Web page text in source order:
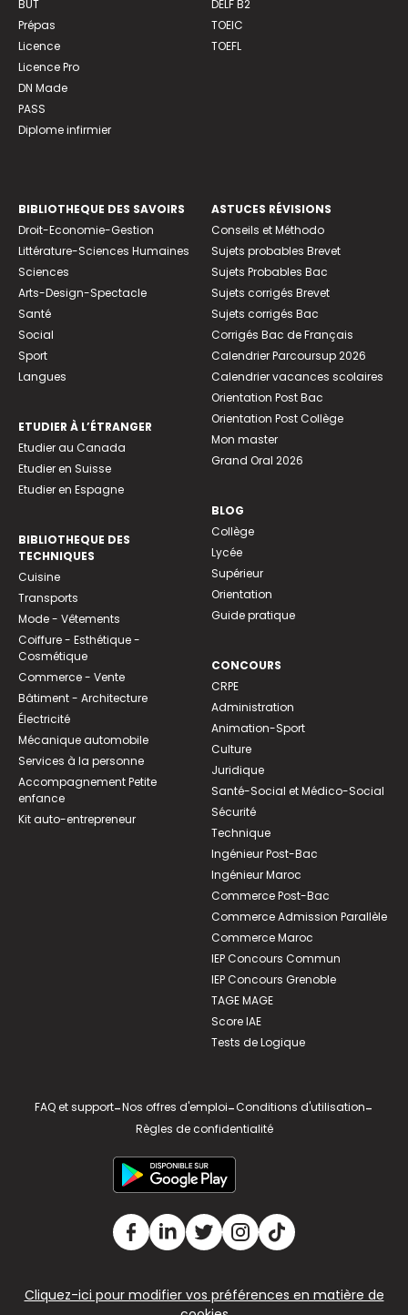
BUT
Prépas
Licence
Licence Pro
DN Made
PASS
Diplome infirmier
DELF B2
TOEIC
TOEFL
BIBLIOTHEQUE DES SAVOIRS
Droit-Economie-Gestion
Littérature-Sciences Humaines
Sciences
Arts-Design-Spectacle
Santé
Social
Sport
Langues
ETUDIER À L’ÉTRANGER
Etudier au Canada
Etudier en Suisse
Etudier en Espagne
BIBLIOTHEQUE DES
TECHNIQUES
Cuisine
Transports
Mode - Vêtements
Coiffure - Esthétique -
Cosmétique
Commerce - Vente
Bâtiment - Architecture
Électricité
Mécanique automobile
Services à la personne
Accompagnement Petite
enfance
Kit auto-entrepreneur
ASTUCES RÉVISIONS
Conseils et Méthodo
Sujets probables Brevet
Sujets Probables Bac
Sujets corrigés Brevet
Sujets corrigés Bac
Corrigés Bac de Français
Calendrier Parcoursup 2026
Calendrier vacances scolaires
Orientation Post Bac
Orientation Post Collège
Mon master
Grand Oral 2026
BLOG
Collège
Lycée
Supérieur
Orientation
Guide pratique
CONCOURS
CRPE
Administration
Animation-Sport
Culture
Juridique
Santé-Social et Médico-Social
Sécurité
Technique
Ingénieur Post-Bac
Ingénieur Maroc
Commerce Post-Bac
Commerce Admission Parallèle
Commerce Maroc
IEP Concours Commun
IEP Concours Grenoble
TAGE MAGE
Score IAE
Tests de Logique
FAQ et support-Nos offres d'emploi-Conditions d'utilisation-
Règles de confidentialité
Cliquez-ici pour modifier vos préférences en matière de